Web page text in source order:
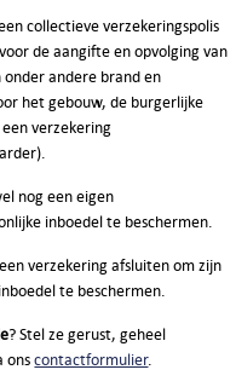
collectieve verzekeringspolis
de aangifte en opvolging van
andere brand en
het gebouw, de burgerlijke
verzekering
nog een eigen
inboedel te beschermen.
verzekering afsluiten om zijn
te beschermen.
? Stel ze gerust, geheel
onscontactformulier.